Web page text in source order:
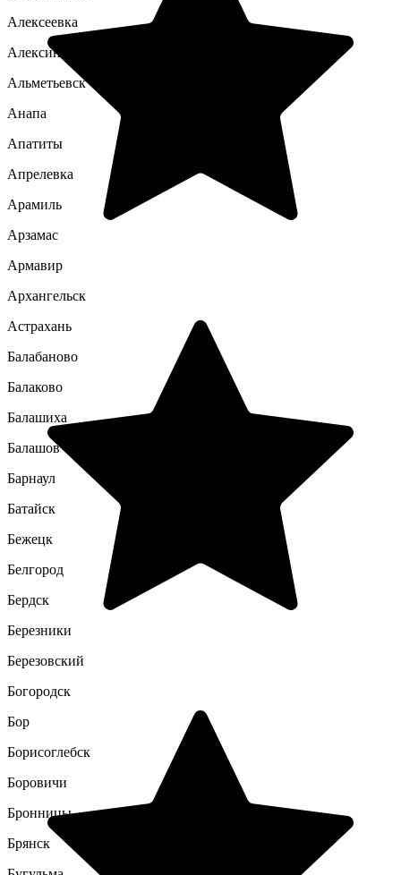
Алексеевка
Алексин
Альметьевск
Анапа
Апатиты
Апрелевка
Арамиль
Арзамас
Армавир
Архангельск
Астрахань
Балабаново
Балаково
Балашиха
Балашов
Барнаул
Батайск
Бежецк
Белгород
Бердск
Березники
Березовский
Богородск
Бор
Борисоглебск
Боровичи
Бронницы
Брянск